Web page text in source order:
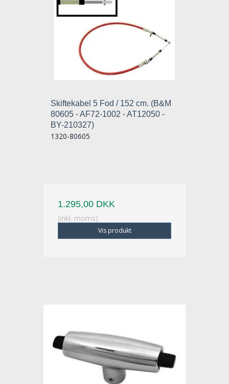
Skiftekabel 5 Fod / 152 cm. (B&M
80605 - AF72-1002 - AT12050 -
BY-210327)
1320-80605
1.295,00 DKK
(inkl. moms)
Vis produkt